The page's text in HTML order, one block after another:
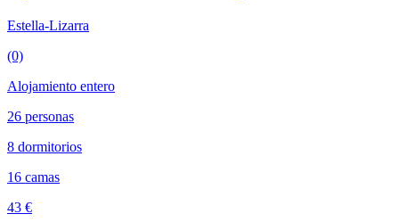
Estella-Lizarra
(0)
Alojamiento entero
26 personas
8 dormitorios
16 camas
43 €